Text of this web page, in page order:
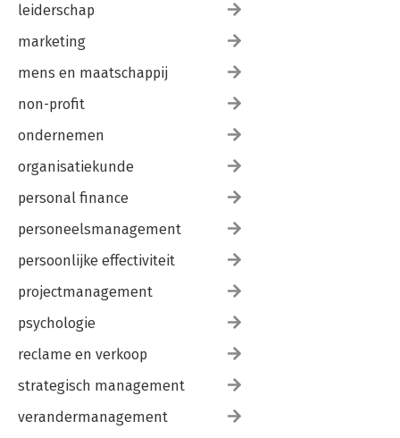
leiderschap
marketing
mens en maatschappij
non-profit
ondernemen
organisatiekunde
personal finance
personeelsmanagement
persoonlijke effectiviteit
projectmanagement
psychologie
reclame en verkoop
strategisch management
verandermanagement